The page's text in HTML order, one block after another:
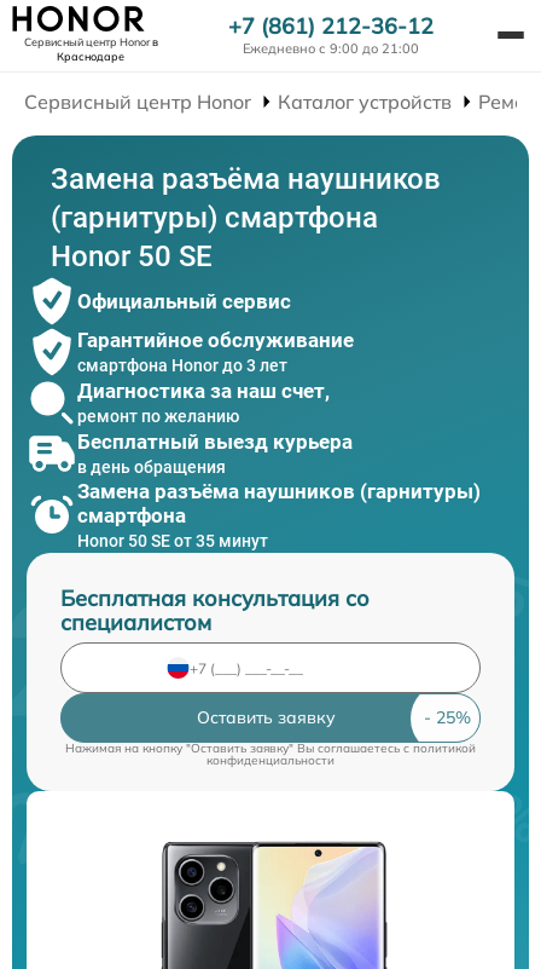
Сервисный центр Honorв
Краснодаре
+7 (861) 212-36-12
Ежедневно с 9:00 до 21:00
Сервисный центр Honor Каталог устройств
Замена разъёма наушников
(гарнитуры) смартфона
Honor 50 SE
Официальный сервис
Гарантийное обслуживание
смартфона Honor до 3 лет
Диагностика за наш счет,
ремонт по желанию
Бесплатный выезд курьера
в день обращения
Замена разъёма наушников (гарнитуры)
смартфона
Honor 50 SE от 35 минут
Бесплатная консультация со
специалистом
Оставить заявку
Нажимая на кнопку "Оставить заявку" Вы соглашаетесь cполитикой
конфиденциальности